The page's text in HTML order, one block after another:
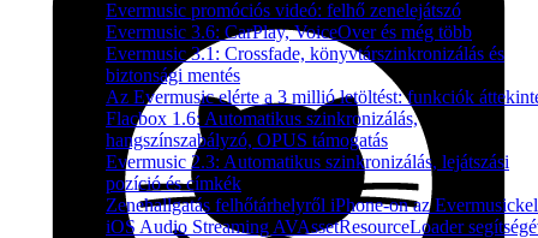
Evermusic promóciós videó: felhő zenelejátszó
Evermusic 3.6: CarPlay, VoiceOver és még több
Evermusic 3.1: Crossfade, könyvtárszinkronizálás és
biztonsági mentés
Az Evermusic elérte a 3 millió letöltést: funkciók
Flacbox 1.6: Automatikus szinkronizálás,
hangszínszabályzó, OPUS támogatás
Evermusic 2.3: Automatikus szinkronizálás, lejátszási
pozíció és címkék
Zenehallgatás felhőtárhelyről iPhone-on az Evermusickel
iOS Audio Streaming AVAssetResourceLoader